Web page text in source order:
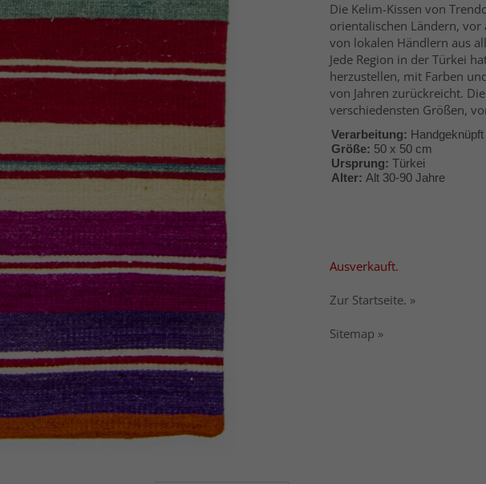
Die Kelim-Kissen von
orientalischen Ländern,
von lokalen Händlern aus
Jede Region in der Türkei
herzustellen, mit Farben
von Jahren zurückreicht.
verschiedensten Größen,
Verarbeitung: Handgeknüpft
Größe: 50 x 50 cm
Ursprung: Türkei
Alter: Alt 30-90 Jahre
Ausverkauft.
Zur Startseite. »
Sitemap »